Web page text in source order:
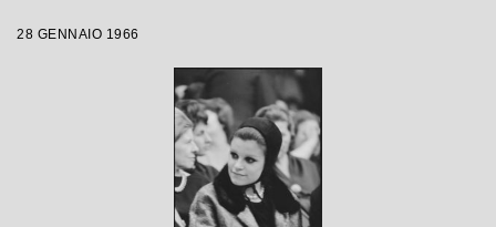
28 GENNAIO 1966